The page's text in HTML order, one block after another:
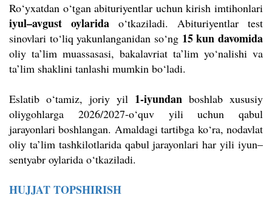
Ro‘yxatdan o‘tgan abituriyentlar uchun kirish imtihonlari
iyul–avgust oylarida o‘tkaziladi. Abituriyentlar test
sinovlari to‘liq yakunlanganidan so‘ng 15 kun davomida
oliy ta’lim muassasasi, bakalavriat ta’lim yo‘nalishi va
ta’lim shaklini tanlashi mumkin bo‘ladi.
Eslatib o‘tamiz, joriy yil 1-iyundan boshlab xususiy
oliygohlarga 2026/2027-o‘quv yili uchun qabul
jarayonlari boshlangan. Amaldagi tartibga ko‘ra, nodavlat
oliy ta’lim tashkilotlarida qabul jarayonlari har yili iyun–
sentyabr oylarida o‘tkaziladi.
HUJJAT TOPSHIRISH